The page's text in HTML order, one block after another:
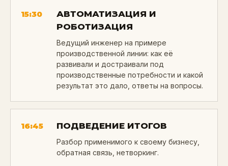
15:30
АВТОМАТИЗАЦИЯ И
РОБОТИЗАЦИЯ
Ведущий инженер на примере
производственной линии: как её
развивали и достраивали под
производственные потребности и какой
результат это дало, ответы на вопросы.
16:45 ПОДВЕДЕНИЕ ИТОГОВ
Разбор применимого к своему бизнесу,
обратная связь, нетворкинг.